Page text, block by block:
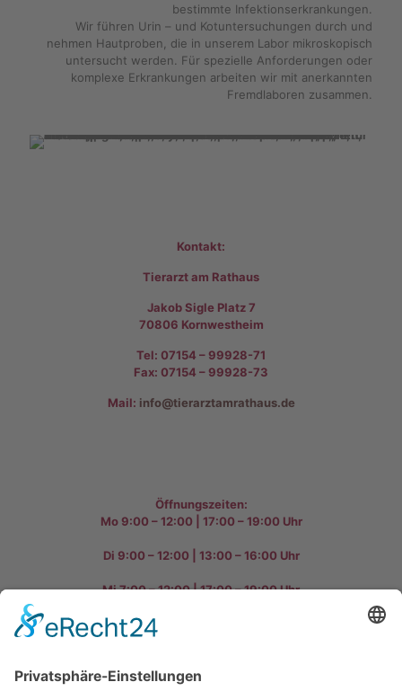
bestimmte Infektionserkrankungen.
Wir führen Urin – und Kotuntersuchungen durch und
nehmen Hautproben, die in unserem Labor mikroskopisch
untersucht werden. Für spezielle Anforderungen oder
komplexe Erkrankungen arbeiten wir mit anerkannten
Fremdlaboren zusammen.
Kontakt:
Tierarzt am Rathaus
Jakob Sigle Platz 7
70806 Kornwestheim
Tel: 07154 – 99928-71
Fax: 07154 – 99928-73
Mail: info@tierarztamrathaus.de
Öffnungszeiten:
Mo 9:00 – 12:00 | 17:00 – 19:00 Uhr
Di 9:00 – 12:00 | 13:00 – 16:00 Uhr
Mi 7:00 – 12:00 | 17:00 – 19:00 Uhr
Do 9:00 – 12:00 | 17:00 – 19:00 Uhr